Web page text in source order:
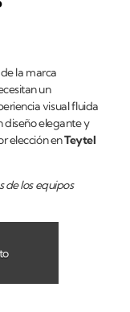
la marca
un
visual fluida
diseño elegante y
elección enTeytel
de los equipos